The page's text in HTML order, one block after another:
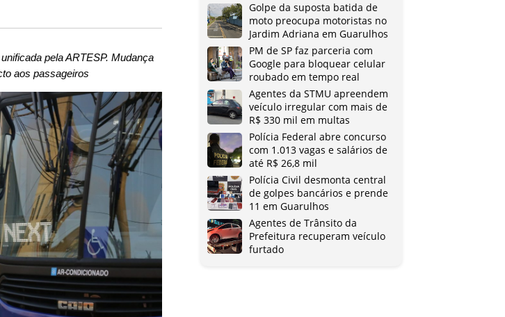
pela ARTESP. Mudança
aos passageiros
Golpe da suposta batida de
moto preocupa motoristas no
Jardim Adriana em Guarulhos
PM de SP faz parceria com
Google para bloquear celular
roubado em tempo real
Agentes da STMU apreendem
veículo irregular com mais de
R$ 330 mil em multas
Polícia Federal abre concurso
com 1.013 vagas e salários de
até R$ 26,8 mil
Polícia Civil desmonta central
de golpes bancários e prende
11 em Guarulhos
Agentes de Trânsito da
Prefeitura recuperam veículo
furtado